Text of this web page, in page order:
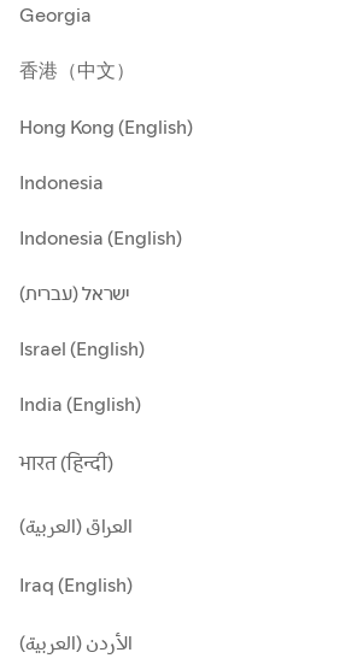
Georgia
香港（中文）
Hong Kong (English)
Indonesia
Indonesia (English)
ישראל (עברית)
Israel (English)
India (English)
भारत (हिन्दी)
العراق (العربية)
Iraq (English)
الأردن (العربية)